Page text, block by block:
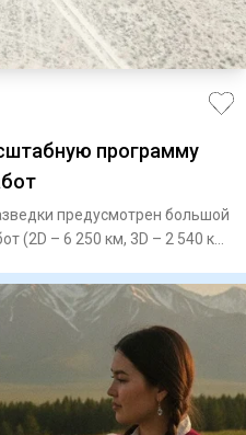
программу
предусмотрен большой
(2D – 6 250 км, 3D – 2 540 кв.